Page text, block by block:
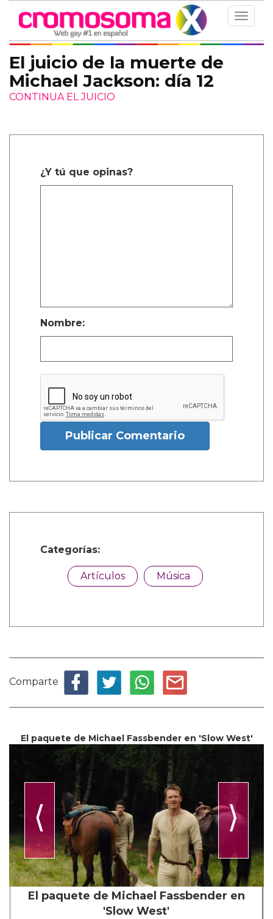
Toggle
El juicio de la muerte de
Michael Jackson: día 12
CONTINUA EL JUICIO
¿Y tú que opinas?
Nombre:
Publicar Comentario
Categorías:
Artículos Música
Comparte
El paquete de Michael Fassbender en 'Slow West'
⟨ ⟩
El paquete de Michael Fassbender en
'Slow West'